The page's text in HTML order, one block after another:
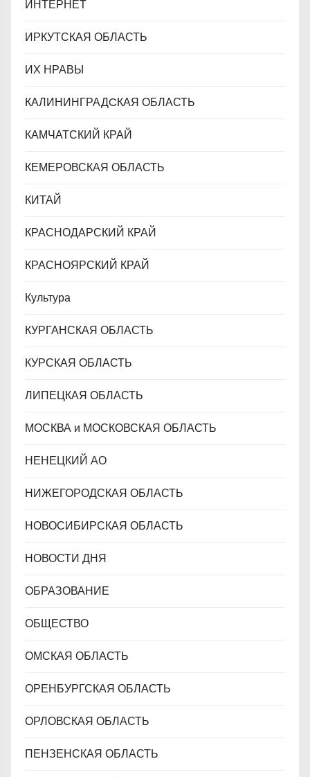
ИНТЕРНЕТ
ИРКУТСКАЯ ОБЛАСТЬ
ИХ НРАВЫ
КАЛИНИНГРАДCКАЯ ОБЛАСТЬ
КАМЧАТСКИЙ КРАЙ
КЕМЕРОВСКАЯ ОБЛАСТЬ
КИТАЙ
КРАСНОДАРСКИЙ КРАЙ
КРАСНОЯРСКИЙ КРАЙ
Культура
КУРГАНСКАЯ ОБЛАСТЬ
КУРСКАЯ ОБЛАСТЬ
ЛИПЕЦКАЯ ОБЛАСТЬ
МОСКВА и МОСКОВСКАЯ ОБЛАСТЬ
НЕНЕЦКИЙ АО
НИЖЕГОРОДСКАЯ ОБЛАСТЬ
НОВОСИБИРСКАЯ ОБЛАСТЬ
НОВОСТИ ДНЯ
ОБРАЗОВАНИЕ
ОБЩЕСТВО
ОМСКАЯ ОБЛАСТЬ
ОРЕНБУРГСКАЯ ОБЛАСТЬ
ОРЛОВСКАЯ ОБЛАСТЬ
ПЕНЗЕНСКАЯ ОБЛАСТЬ